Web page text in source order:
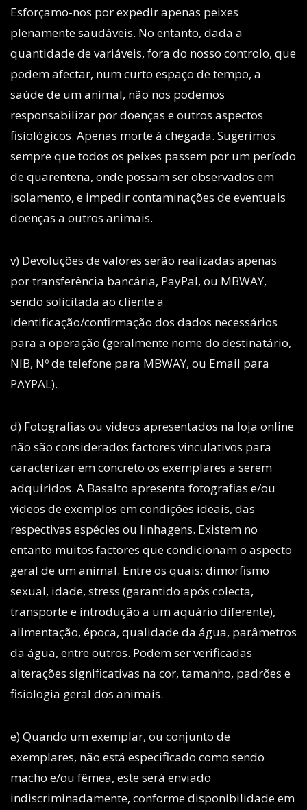
Esforçamo-nos por expedir apenas peixes
plenamente saudáveis. No entanto, dada a
quantidade de variáveis, fora do nosso controlo, que
podem afectar, num curto espaço de tempo, a
saúde de um animal, não nos podemos
responsabilizar por doenças e outros aspectos
fisiológicos. Apenas morte á chegada. Sugerimos
sempre que todos os peixes passem por um período
de quarentena, onde possam ser observados em
isolamento, e impedir contaminações de eventuais
doenças a outros animais.
v) Devoluções de valores serão realizadas apenas
por transferência bancária, PayPal, ou MBWAY,
sendo solicitada ao cliente a
identificação/confirmação dos dados necessários
para a operação (geralmente nome do destinatário,
NIB, Nº de telefone para MBWAY, ou Email para
PAYPAL).
d) Fotografias ou videos apresentados na loja online
não são considerados factores vinculativos para
caracterizar em concreto os exemplares a serem
adquiridos. A Basalto apresenta fotografias e/ou
videos de exemplos em condições ideais, das
respectivas espécies ou linhagens. Existem no
entanto muitos factores que condicionam o aspecto
geral de um animal. Entre os quais: dimorfismo
sexual, idade, stress (garantido após colecta,
transporte e introdução a um aquário diferente),
alimentação, época, qualidade da água, parâmetros
da água, entre outros. Podem ser verificadas
alterações significativas na cor, tamanho, padrões e
fisiologia geral dos animais.
e) Quando um exemplar, ou conjunto de
exemplares, não está especificado como sendo
macho e/ou fêmea, este será enviado
indiscriminadamente, conforme disponibilidade em